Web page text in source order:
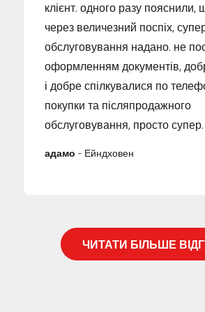
клієнт. одного разу пояснили,
через величезний поспіх,
обслуговування надано. не
оформленням документів,
і добре спілкувалися по
покупки та післяпродажного
обслуговування, просто супер.
адамо - Ейндховен
ЧИТАТИ БІЛЬШЕ